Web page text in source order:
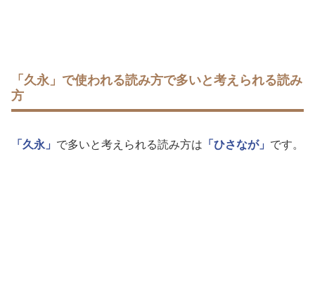
「久永」で使われる読み方で多いと考えられる読み
方
「久永」 で多いと考えられる読み方は 「ひさなが」 です。